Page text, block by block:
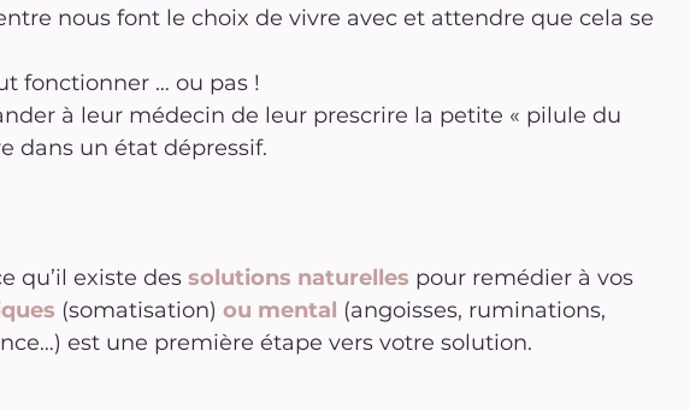
nous font le choix de vivre avec et attendre que cela se
fonctionner … ou pas !
à leur médecin de leur prescrire la petite « pilule du
dans un état dépressif.
qu’il existe des solutions naturelles pour remédier à vos
(somatisation) ou mental (angoisses, ruminations,
est une première étape vers votre solution.